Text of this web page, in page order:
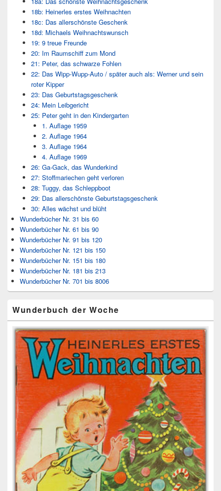
18b: Heinerles erstes Weihnachten
18c: Das allerschönste Geschenk
18d: Michaels Weihnachtswunsch
19: 9 treue Freunde
20: Im Raumschiff zum Mond
21: Peter, das schwarze Fohlen
22: Das Wipp-Wupp-Auto / später auch als: Werner und sein
roter Kipper
23: Das Geburtstagsgeschenk
24: Mein Leibgericht
25: Peter geht in den Kindergarten
1. Auflage 1959
2. Auflage 1964
3. Auflage 1964
4. Auflage 1969
26: Ga-Gack, das Wunderkind
27: Stoffmariechen geht verloren
28: Tuggy, das Schleppboot
29: Das allerschönste Geburtstagsgeschenk
30: Alles wächst und blüht
Wunderbücher Nr. 31 bis 60
Wunderbücher Nr. 61 bis 90
Wunderbücher Nr. 91 bis 120
Wunderbücher Nr. 121 bis 150
Wunderbücher Nr. 151 bis 180
Wunderbücher Nr. 181 bis 213
Wunderbücher Nr. 701 bis 8006
Wunderbuch der Woche